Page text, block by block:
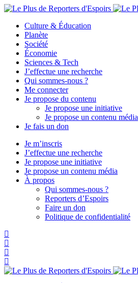
Culture & Éducation
Planète
Société
Économie
Sciences & Tech
J’effectue une recherche
Qui sommes-nous ?
Me connecter
Je propose du contenu
Je propose une initiative
Je propose un contenu média
Je fais un don
Je m’inscris
J’effectue une recherche
Je propose une initiative
Je propose un contenu média
À propos
Qui sommes-nous ?
Reporters d’Espoirs
Faire un don
Politique de confidentialité